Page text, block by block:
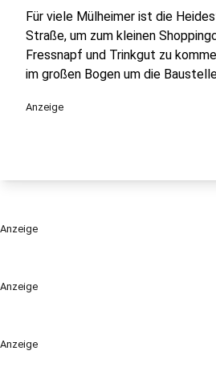
Anzeige
Anzeige
Für viele Mülheimer ist die
Straße, um zum kleinen
Fressnapf und Trinkgut zu
im großen Bogen um die
Anzeige
Anzeige